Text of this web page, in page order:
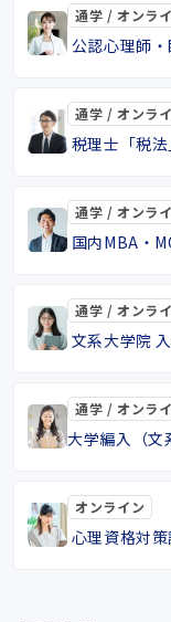
通学 / オンラ
公認心理師
通学 / オンラ
税理士「税
通学 / オンラ
国内MBA・
通学 / オンラ
文系大学院
通学 / オンラ
大学編入（文
オンライン
心理資格対